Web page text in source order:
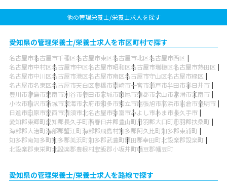
他の管理栄養士/栄養士求人を探す
愛知県の管理栄養士/栄養士求人を市区町村で探す
名古屋市名古屋市千種区名古屋市東区名古屋市北区名古屋市西区
名古屋市中村区名古屋市中区名古屋市昭和区名古屋市瑞穂区名古屋市熱田区
名古屋市中川区名古屋市港区名古屋市南区名古屋市守山区名古屋市緑区
名古屋市名東区名古屋市天白区豊橋市岡崎市一宮市瀬戸市半田市春日井市
豊川市津島市碧南市刈谷市豊田市安城市西尾市蒲郡市犬山市常滑市江南市
小牧市稲沢市新城市東海市大府市知多市知立市尾張旭市高浜市岩倉市豊明市
日進市田原市愛西市清須市北名古屋市弥富市みよし市あま市長久手市
愛知郡東郷町愛知郡長久手町西春日井郡豊山町丹羽郡大口町丹羽郡扶桑町
海部郡大治町海部郡蟹江町海部郡飛島村知多郡阿久比町知多郡東浦町
知多郡南知多町知多郡美浜町知多郡武豊町額田郡幸田町北設楽郡設楽町
北設楽郡東栄町北設楽郡豊根村宝飯郡小坂井町幡豆郡幡豆町
愛知県の管理栄養士/栄養士求人を路線で探す